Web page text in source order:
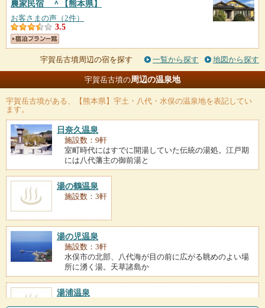
農家民宿 ＾ 【熊本県】
お客さまの声（2件）
3.5
宇賀岳古墳周辺の宿を探す 一覧から探す 地図から探す
宇賀岳古墳の周辺の温泉地
宇賀岳古墳がある、【熊本県】宇土・八代・水俣の温泉地を表記してい
ます。
日奈久温泉
施設数：9軒
室町時代にはすでに開湯していた伝統の湯処。江戸期
には八代藩主の御前湯と
湯の鶴温泉
施設数：3軒
湯の児温泉
施設数：3軒
水俣市の北部、八代海が目の前に広がる眺めのよい場
所に湧く湯。天草諸島か
湯浦温泉